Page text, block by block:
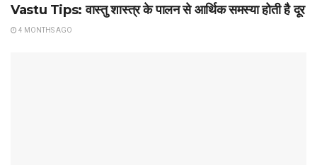
Vastu Tips: वास्तु शास्त्र के पालन से आर्थिक समस्या होती है दूर
4 MONTHS AGO